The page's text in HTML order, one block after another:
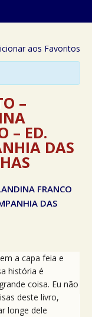
aos Favoritos
–
– ED.
DAS
FRANCO
DAS
a capa feia e
história é
coisa. Eu não
deste livro,
longe dele